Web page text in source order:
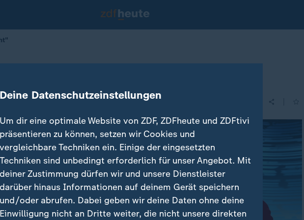
bleibt nicht"
Deine Datenschutzeinstellungen
Um dir eine optimale Website von ZDF, ZDFheute und ZDFtivi
präsentieren zu können, setzen wir Cookies und
vergleichbare Techniken ein. Einige der eingesetzten
Techniken sind unbedingt erforderlich für unser Angebot. Mit
deiner Zustimmung dürfen wir und unsere Dienstleister
darüber hinaus Informationen auf deinem Gerät speichern
und/oder abrufen. Dabei geben wir deine Daten ohne deine
Einwilligung nicht an Dritte weiter, die nicht unsere direkten